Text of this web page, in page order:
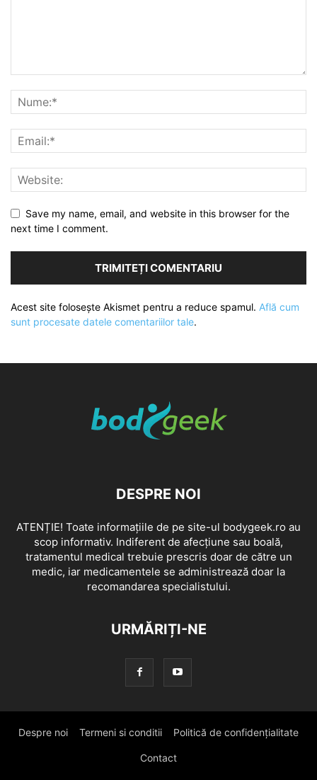
Save my name, email, and website in this browser for the
next time I comment.
Acest site folosește Akismet pentru a reduce spamul. Află cum
sunt procesate datele comentariilor tale.
DESPRE NOI
ATENȚIE! Toate informațiile de pe site-ul bodygeek.ro au
scop informativ. Indiferent de afecțiune sau boală,
tratamentul medical trebuie prescris doar de către un
medic, iar medicamentele se administrează doar la
recomandarea specialistului.
URMĂRIȚI-NE
Despre noi Termeni si conditii Politică de confidențialitate
Contact